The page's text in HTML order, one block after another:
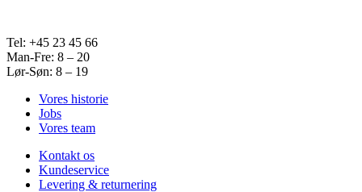
Tel: +45 23 45 66
Man-Fre: 8 – 20
Lør-Søn: 8 – 19
Vores historie
Jobs
Vores team
Kontakt os
Kundeservice
Levering & returnering